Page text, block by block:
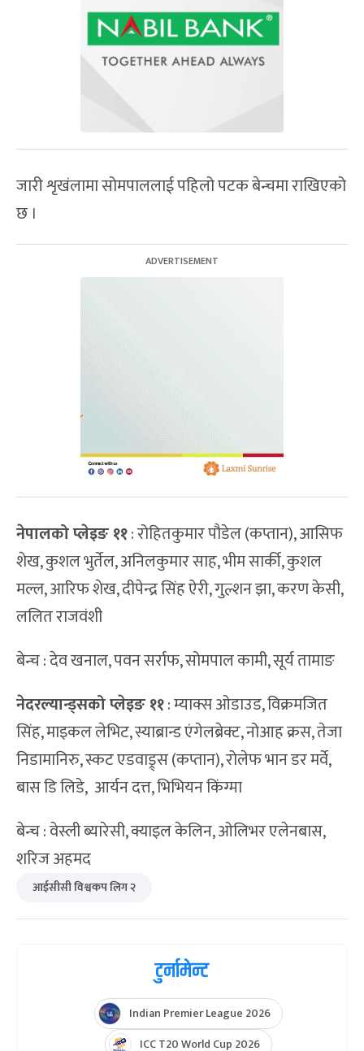
जारी शृखंलामा सोमपाललाई पहिलो पटक बेन्चमा राखिएको
छ ।
नेपालको प्लेइङ ११: रोहितकुमार पौडेल (कप्तान), आसिफ
शेख, कुशल भुर्तेल, अनिलकुमार साह, भीम सार्की, कुशल
मल्ल, आरिफ शेख, दीपेन्द्र सिंह ऐरी, गुल्शन झा, करण केसी,
ललित राजवंशी
बेन्च : देव खनाल, पवन सर्राफ, सोमपाल कामी, सूर्य तामाङ
नेदरल्यान्ड्सको प्लेइङ ११: म्याक्स ओडाउड, विक्रमजित
सिंह, माइकल लेभिट, स्याब्रान्ड एंगेलब्रेक्ट, नोआह क्रस, तेजा
निडामानिरु, स्कट एडवाड्र्स (कप्तान), रोलेफ भान डर मर्वे,
बास डि लिडे, आर्यन दत्त, भिभियन किंग्मा
बेन्च : वेस्ली ब्यारेसी, क्याइल केलिन, ओलिभर एलेनबास,
शरिज अहमद
आईसीसी विश्वकप लिग २
टुर्नामेन्ट
Indian Premier League 2026
ICC T20 World Cup 2026